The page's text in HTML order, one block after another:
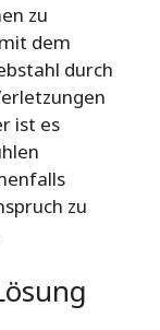
zu
dem
durch
ist es
zu